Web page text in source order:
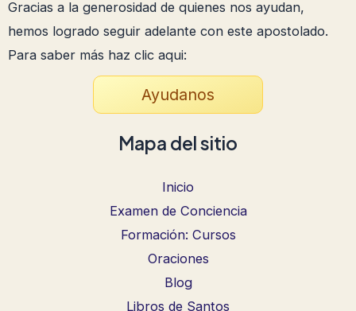
Gracias a la generosidad de quienes nos ayudan,
hemos logrado seguir adelante con este apostolado.
Para saber más haz clic aqui:
Ayudanos
Mapa del sitio
Inicio
Examen de Conciencia
Formación: Cursos
Oraciones
Blog
Libros de Santos